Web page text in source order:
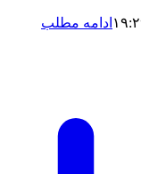
ادامه مطلب